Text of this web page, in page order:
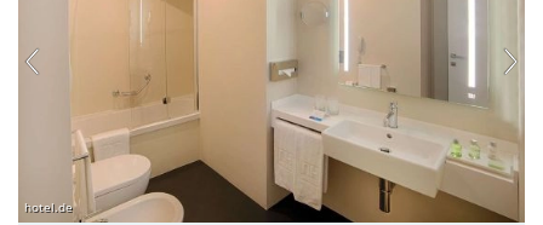
hotel.de